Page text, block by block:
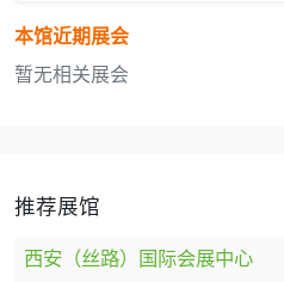
本馆近期展会
暂无相关展会
推荐展馆
西安（丝路）国际会展中心